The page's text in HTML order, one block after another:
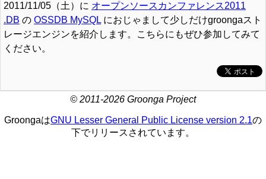
2011/11/05（土）に オープンソースカンファレンス2011
.DB の OSSDB MySQL におじゃまして少しだけgroongaスト
レージエンジンを紹介します。こちらにもぜひ参加してみて
ください。
© 2011-2026 Groonga Project
GroongaはGNU Lesser General Public License version 2.1の
下でリリースされています。